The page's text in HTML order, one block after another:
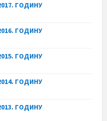
ГОДИНУ
ГОДИНУ
ГОДИНУ
ГОДИНУ
ГОДИНУ